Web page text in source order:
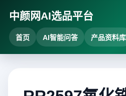
中颜网AI选品平台
首页 AI智能问答 产品资料库